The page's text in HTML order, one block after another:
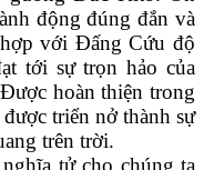
động đúng đắn và
với Đấng Cứu độ
tới sự trọn hảo của
hoàn thiện trong
triển nở thành sự
trên trời.
tử cho chúng ta